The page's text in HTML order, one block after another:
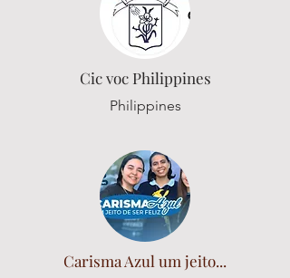
Cic voc Philippines
Philippines
Carisma Azul um jeito...